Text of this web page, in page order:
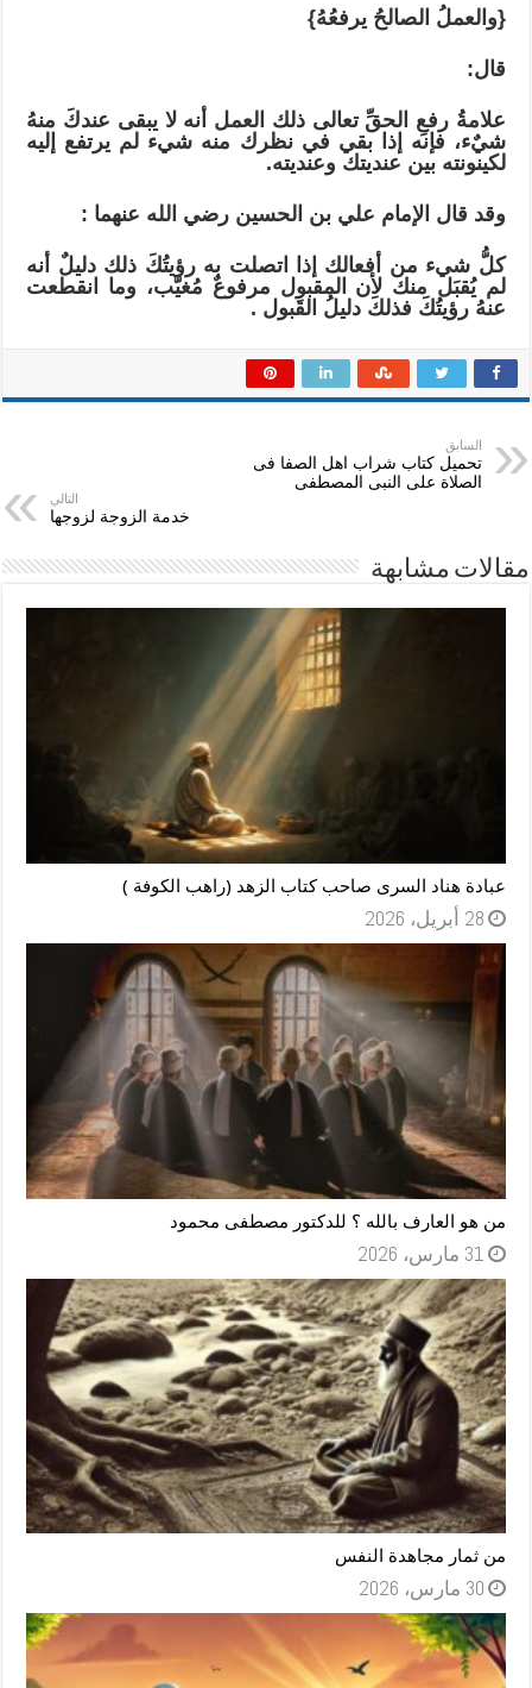
{والعملُ الصالحُ يرفعُهُ}
قال:
علامةُ رفعِ الحقِّ تعالى ذلك العمل أنه لا يبقى عندكَ منهُ
شيٌء، فإنه إذا بقي في نظرك منه شيء لم يرتفع إليه
لكينونته بين عنديتك وعنديته.
وقد قال الإمام علي بن الحسين رضي الله عنهما :
كلُّ شيء من أفعالك إذا اتصلت به رؤيتُكَ ذلك دليلٌ أنه
لم يُقبَل منك لأن المقبول مرفوعٌ مُغيَّب، وما انقطعت
عنهُ رؤيتُكَ فذلكَ دليلُ القَبول .
السابق
تحميل كتاب شراب اهل الصفا فى
الصلاة على النبى المصطفى
التالي
خدمة الزوجة لزوجها
مقالات مشابهة
عبادة هناد السرى صاحب كتاب الزهد (راهب الكوفة )
28 أبريل، 2026
من هو العارف بالله ؟ للدكتور مصطفى محمود
31 مارس، 2026
من ثمار مجاهدة النفس
30 مارس، 2026